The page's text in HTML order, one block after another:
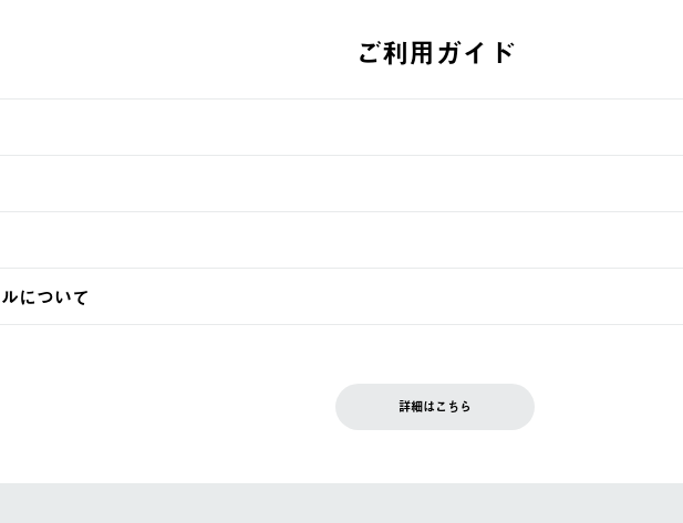
ご利用ガイド
に商品を発送いたします。
文は除く（別途スケジュールをご案内いたします。）
について
詳細はこちら